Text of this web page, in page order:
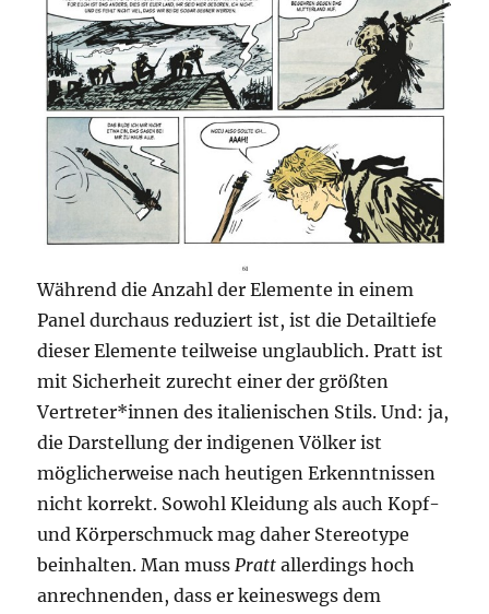
Während die Anzahl der Elemente in einem
Panel durchaus reduziert ist, ist die Detailtiefe
dieser Elemente teilweise unglaublich. Pratt ist
mit Sicherheit zurecht einer der größten
Vertreter*innen des italienischen Stils. Und: ja,
die Darstellung der indigenen Völker ist
möglicherweise nach heutigen Erkenntnissen
nicht korrekt. Sowohl Kleidung als auch Kopf-
und Körperschmuck mag daher Stereotype
beinhalten. Man mussPratt allerdings hoch
anrechnenden, dass er keineswegs dem